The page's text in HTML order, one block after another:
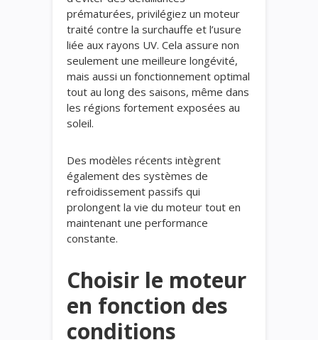
prématurées, privilégiez un moteur
traité contre la surchauffe et l’usure
liée aux rayons UV. Cela assure non
seulement une meilleure longévité,
mais aussi un fonctionnement optimal
tout au long des saisons, même dans
les régions fortement exposées au
soleil.
Des modèles récents intègrent
également des systèmes de
refroidissement passifs qui
prolongent la vie du moteur tout en
maintenant une performance
constante.
Choisir le moteur
en fonction des
conditions